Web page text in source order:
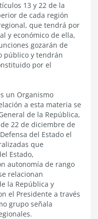
13 y 22 de la
de cada región
que tendrá por
y económico de ella,
gozarán de
público y tendrán
por el
un Organismo
a esta materia se
de la República,
22 de diciembre de
del Estado el
que
Estado,
autonomía de rango
relacionan
la República y
el Presidente a través
grupo señala